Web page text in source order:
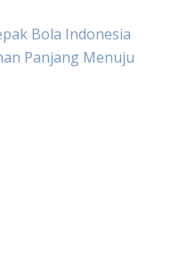
Bola Indonesia
Panjang Menuju